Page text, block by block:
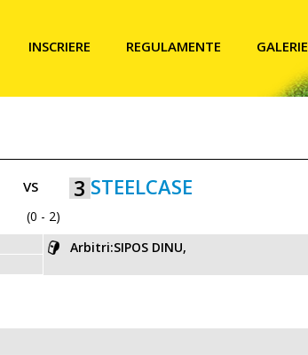
INSCRIERE REGULAMENTE GALERIE
VS 3 STEELCASE
(0 - 2)
Arbitri:SIPOS DINU,